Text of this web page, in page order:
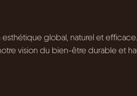
global, naturel et
vision du bien-être durable et